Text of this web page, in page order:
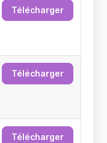
Télécharger
Télécharger
Télécharger